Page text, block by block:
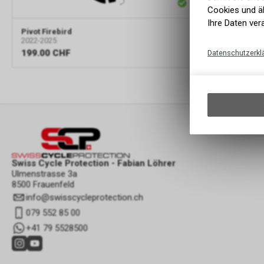
Pivot Firebird
2022-2025
199.00 CHF 199.00
Swiss Cycle Protection - Fabian Löhrer
Ulmenstrasse 3a
8500 Frauenfeld
info@swisscycleprotection.ch
079 552 85 00
+41 79 5528500
Cookies und
Ihre Daten